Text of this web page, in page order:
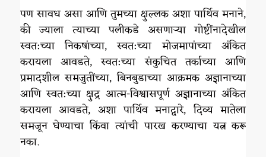
पण सावध असा आणि तुमच्या क्षुल्लक अशा पार्थिव मनाने,
की ज्याला त्याच्या पलीकडे असणाऱ्या गोष्टींनादेखील
स्वत:च्या निकषांच्या, स्वत:च्या मोजमापांच्या अंकित
करायला आवडते, स्वत:च्या संकुचित तर्काच्या आणि
प्रमादशील समजुतींच्या, बिनबुडाच्या आक्रमक अज्ञानाच्या
आणि स्वत:च्या क्षुद्र आत्म-विश्वासपूर्ण अज्ञानाच्या अंकित
करायला आवडते, अशा पार्थिव मनाद्वारे, दिव्य मातेला
समजून घेण्याचा किंवा त्यांची पारख करण्याचा यत्न करू
नका.